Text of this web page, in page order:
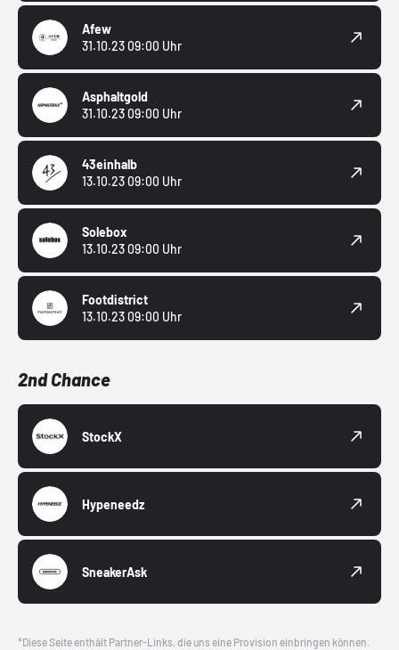
Afew
31.10.23 09:00 Uhr
Asphaltgold
31.10.23 09:00 Uhr
43einhalb
13.10.23 09:00 Uhr
Solebox
13.10.23 09:00 Uhr
Footdistrict
13.10.23 09:00 Uhr
2nd Chance
StockX
Hypeneedz
SneakerAsk
*Diese Seite enthält Partner-Links, die uns eine Provision einbringen können.